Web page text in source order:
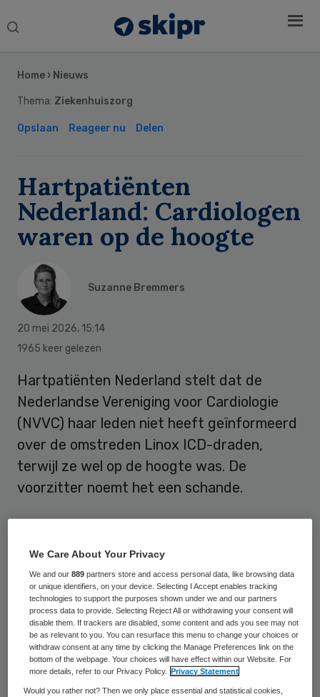
Search
Home › Nieuws
Thema: Ziekenhuiszorg
Opslaan Reageer nu Delen
Hartpatiënten
Nederland: Cardiologen
waren op de hoogte
Suzanne Bremmers
20 mei 2026, 15:14
1965 keer gelezen
Hartpatiënten Nederland stelt dat de
Nederlandse Vereniging voor Cardiologie
(NVVC) haar leden niet heeft geïnformeerd
over de omstreden Linox ICD-draden,
terwijl ze wel op de hoogte was. De
voorzitter noemt het een schande.
NVVC al in 2013 op de hoogte was van de
problemen, maar leden niet onmiddellijk
heeft geïnformeerd. Dat gebeurde pas
lange tijd erna, stelt Hartpatiënten
Nederland. Vervolgens, stelt de organisatie,
hebben veel cardiologen hun patiënten ook
niet actief geïnformeerd over de mogelijke
Sidebar
We Care About Your Privacy
We and our889 partners store and access personal data, like browsing data
or unique identifiers, on your device. Selecting I Accept enables tracking
technologies to support the purposes shown under we and our partners
process data to provide. Selecting Reject All or withdrawing your consent will
disable them. If trackers are disabled, some content and ads you see may not
be as relevant to you. You can resurface this menu to change your choices or
withdraw consent at any time by clicking the Manage Preferences link on the
bottom of the webpage. Your choices will have effect within our Website. For
more details, refer to our Privacy Policy.
Privacy Statement
Would you rather not? Then we only place essential and statistical cookies,